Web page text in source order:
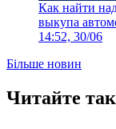
Как найти
выкупа
14:52, 30/06
Більше новин
Читайте